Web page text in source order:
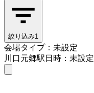
絞り込み1
会場タイプ：未設定
川口元郷駅日時：未設定